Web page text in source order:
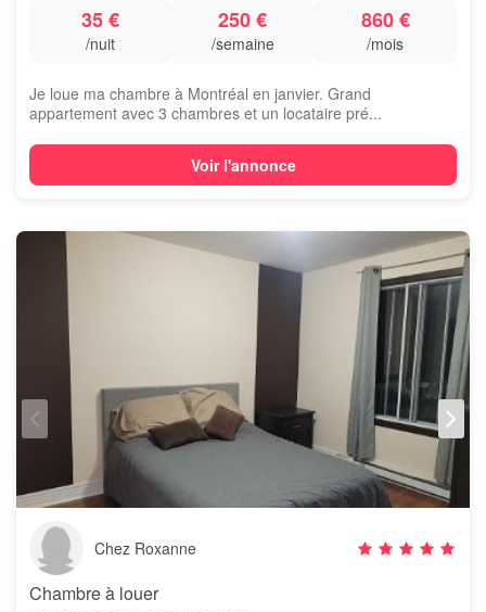
35 €
/nuit
250 €
/semaine
860 €
/mois
Je loue ma chambre à Montréal en janvier. Grand
appartement avec 3 chambres et un locataire pré...
Voir l'annonce
Chez Roxanne
Chambre à louer